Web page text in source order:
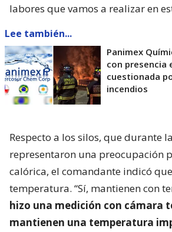
labores que vamos a realizar en
Lee también...
Panimex
con presencia
cuestionada
incendios
Respecto a los silos, que durante
representaron una preocupación
calórica, el comandante indicó
temperatura. “Sí, mantienen con
hizo una medición con cámara
mantienen una temperatura